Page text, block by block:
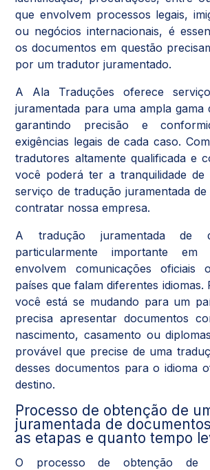
que envolvem processos legais,
ou negócios internacionais, é
os documentos em questão
por um tradutor juramentado.
A Ala Traduções oferece
juramentada para uma ampla gama
garantindo precisão e
exigências legais de cada caso.
tradutores altamente qualificada e
você poderá ter a tranquilidade
serviço de tradução juramentada
contratar nossa empresa.
A tradução juramentada de
particularmente importante em
envolvem comunicações oficiais
países que falam diferentes idiomas.
você está se mudando para um
precisa apresentar documentos
nascimento, casamento ou
provável que precise de uma
desses documentos para o idioma
destino.
Processo de obtenção de
juramentada de
as etapas e quanto tempo
O processo de obtenção de